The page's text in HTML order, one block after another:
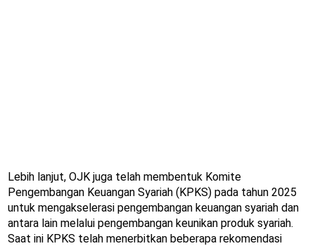
Lebih lanjut, OJK juga telah membentuk Komite
Pengembangan Keuangan Syariah (KPKS) pada tahun 2025
untuk mengakselerasi pengembangan keuangan syariah dan
antara lain melalui pengembangan keunikan produk syariah.
Saat ini KPKS telah menerbitkan beberapa rekomendasi